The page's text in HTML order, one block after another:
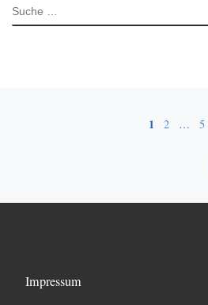
SUCHE
Beitragsnavigation
1 2 … 5
Impressum